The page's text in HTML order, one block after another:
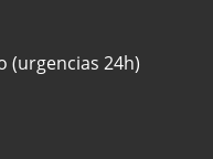
(urgencias 24h)